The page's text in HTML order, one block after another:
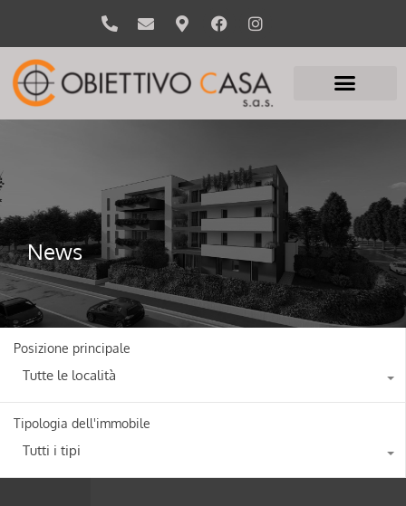
News
Posizione principale
Tutte le località
Tipologia dell'immobile
Tutti i tipi